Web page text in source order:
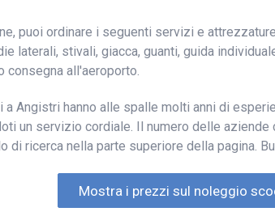
puoi ordinare i seguenti servizi e
laterali, stivali, giacca, guanti, guida
consegna all'aeroporto.
Angistri hanno alle spalle molti anni di
un servizio cordiale. Il numero delle
di ricerca nella parte superiore della pagina.
Mostra i prezzi sul noleggio